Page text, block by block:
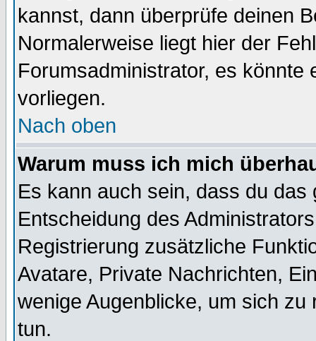
kannst, dann überprüfe deinen
Normalerweise liegt hier der
Forumsadministrator, es könnte
vorliegen.
Nach oben
Warum muss ich mich
Es kann auch sein, dass du
Entscheidung des
Registrierung zusätzliche
Avatare, Private Nachrichten,
wenige Augenblicke, um sich
tun.